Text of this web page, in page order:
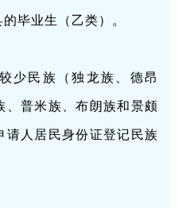
的毕业生（乙类）。
少民族（独龙族、德昂
、普米族、布朗族和景颇
请人居民身份证登记民族